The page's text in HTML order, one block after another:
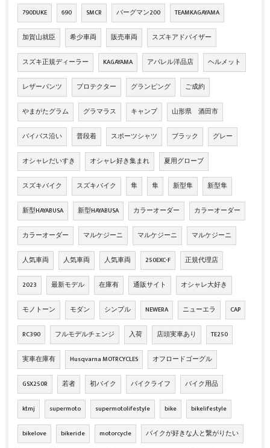
790DUKE 690 SMCR バーグマン200 TEAMKAGAYAMA
加賀山就臣 希少車両 販売車両 スズキアドバイザー
スズキ正規ディーラー KAGAYAMA アパレル洋品店 ヘルメット
レザーパンツ プロテクター グランピング ご成約
やまがたグラム グラマラス キャンプ 山形県 酒田市
バイパス沿い 普段着 スポーツシャツ ブラック グレー
オシャレだいすき オシャレ好き集まれ 夏用グローブ
スズキバイク スズキバイク 隼 隼 新型隼 新型隼
新型HAYABUSA 新型HAYABUSA カラーオーダー カラーオーダー
カラーオーダー マルケジーニ マルケジーニ マルケジーニ
人気車両 人気車両 人気車両 250EXC-F 正規代理店
2023 最新モデル 在庫有 通販サイト オシャレ大好き
モノトーン モダン シンプル NEWERA ニューエラ CAP
RC390 フルモデルチェンジ 入荷 店頭実車あり TE250
実車在庫有 Husqvarna MOTRCYCLES オフロードゴーグル
GSX250R 若者 初バイク バイクライフ バイク用品
ktmj supermoto supermotolifestyle bike bikelifestyle
bikelove bikeride motorcycle バイクが好きな人と繋がりたい